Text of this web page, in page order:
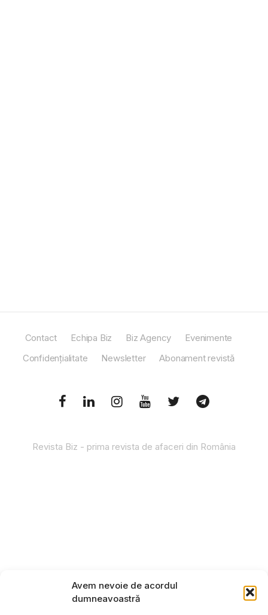
Avem nevoie de acordul
dumneavoastră
Contact Echipa Biz Biz Agency
Evenimente
Confidențialitate
Newsletter Abonament revistă
Revista Biz - prima revista de afaceri din România